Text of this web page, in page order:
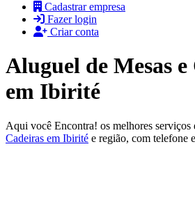
Cadastrar empresa
Fazer login
Criar conta
Aluguel de Mesas
em Ibirité
Aqui você Encontra! os melhores serviços
Cadeiras em Ibirité e região, com telefone